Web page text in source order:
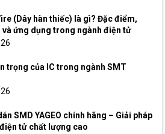
(Dây hàn thiếc) là gì? Đặc điểm,
và ứng dụng trong ngành điện tử
trọng của IC trong ngành SMT
SMD YAGEO chính hãng – Giải pháp
tử chất lượng cao